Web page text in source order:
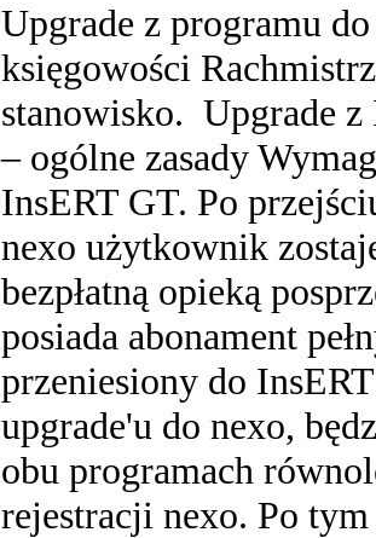
Upgrade z programu
księgowości
stanowisko. Upgrade z
– ogólne zasady
InsERT GT. Po
nexo użytkownik
bezpłatną opieką
posiada abonament
przeniesiony do
upgrade'u do nexo,
obu programach
rejestracji nexo. Po